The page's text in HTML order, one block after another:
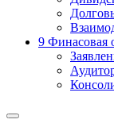
9 Финасовая